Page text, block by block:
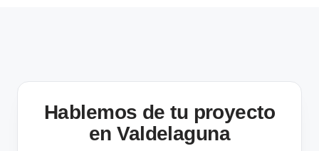
Hablemos de tu proyecto
en Valdelaguna